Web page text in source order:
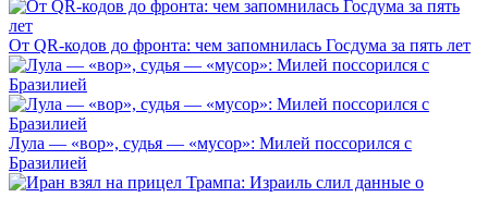
От QR-кодов до фронта: чем запомнилась Госдума за пять лет
Лула — «вор», судья — «мусор»: Милей поссорился с
Бразилией